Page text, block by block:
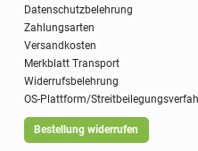
Datenschutzbelehrung
Zahlungsarten
Versandkosten
Merkblatt Transport
Widerrufsbelehrung
OS-Plattform/
Bestellung widerrufen